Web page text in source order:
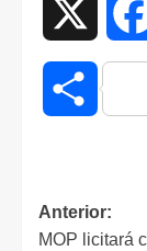
Anterior:
MOP licitará